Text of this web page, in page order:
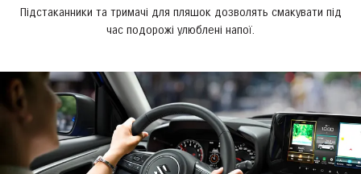
Підстаканники та тримачі для пляшок дозволять смакувати під
час подорожі улюблені напої.